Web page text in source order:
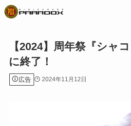
【2024】周年祭『シャ
に終了！
広告 2024年11月12日